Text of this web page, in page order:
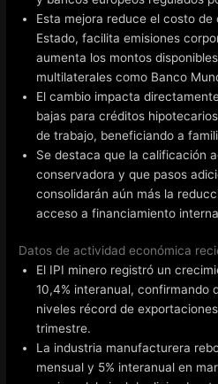
Esta mejora reduce el costo
Estado, facilita emisiones
aumenta los montos
multilaterales como Banco
El cambio impacta
bajas para créditos
de trabajo, beneficiando a
Se destaca que la calificación
conservadora y que pasos
consolidarán aún más la
acceso a financiamiento
Datos de actividad económica
El IPI minero registró un
10,4% interanual, confirmando
niveles récord de
trimestre.
La industria manufacturera
mensual y 5% interanual en